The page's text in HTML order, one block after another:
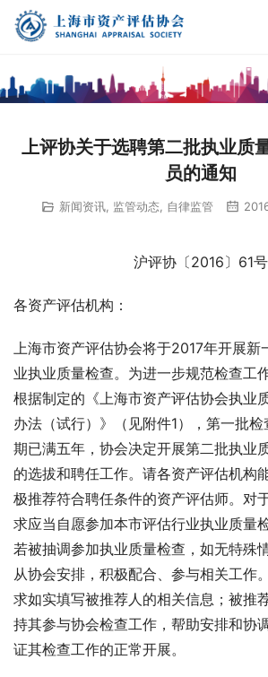
上评协关于选聘第二批执业质
员的通知
新闻资讯, 监管动态, 自律监管
沪评协〔2016〕61号
各资产评估机构：
上海市资产评估协会将于2017年开展新
业执业质量检查。为进一步规范检查工
根据制定的《上海市资产评估协会执业
办法（试行）》（见附件1），第一批
期已满五年，协会决定开展第二批执业
的选拔和聘任工作。请各资产评估机构
极推荐符合聘任条件的资产评估师。对
求应当自愿参加本市评估行业执业质量
若被抽调参加执业质量检查，如无特殊
从协会安排，积极配合、参与相关工作
求如实填写被推荐人的相关信息；被推
持其参与协会检查工作，帮助安排和协
证其检查工作的正常开展。